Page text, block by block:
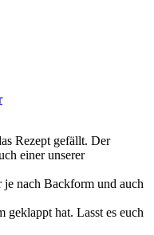
Rezept gefällt. Der
einer unse­rer
nach Back­form und auch
geklappt hat. Lasst es euch